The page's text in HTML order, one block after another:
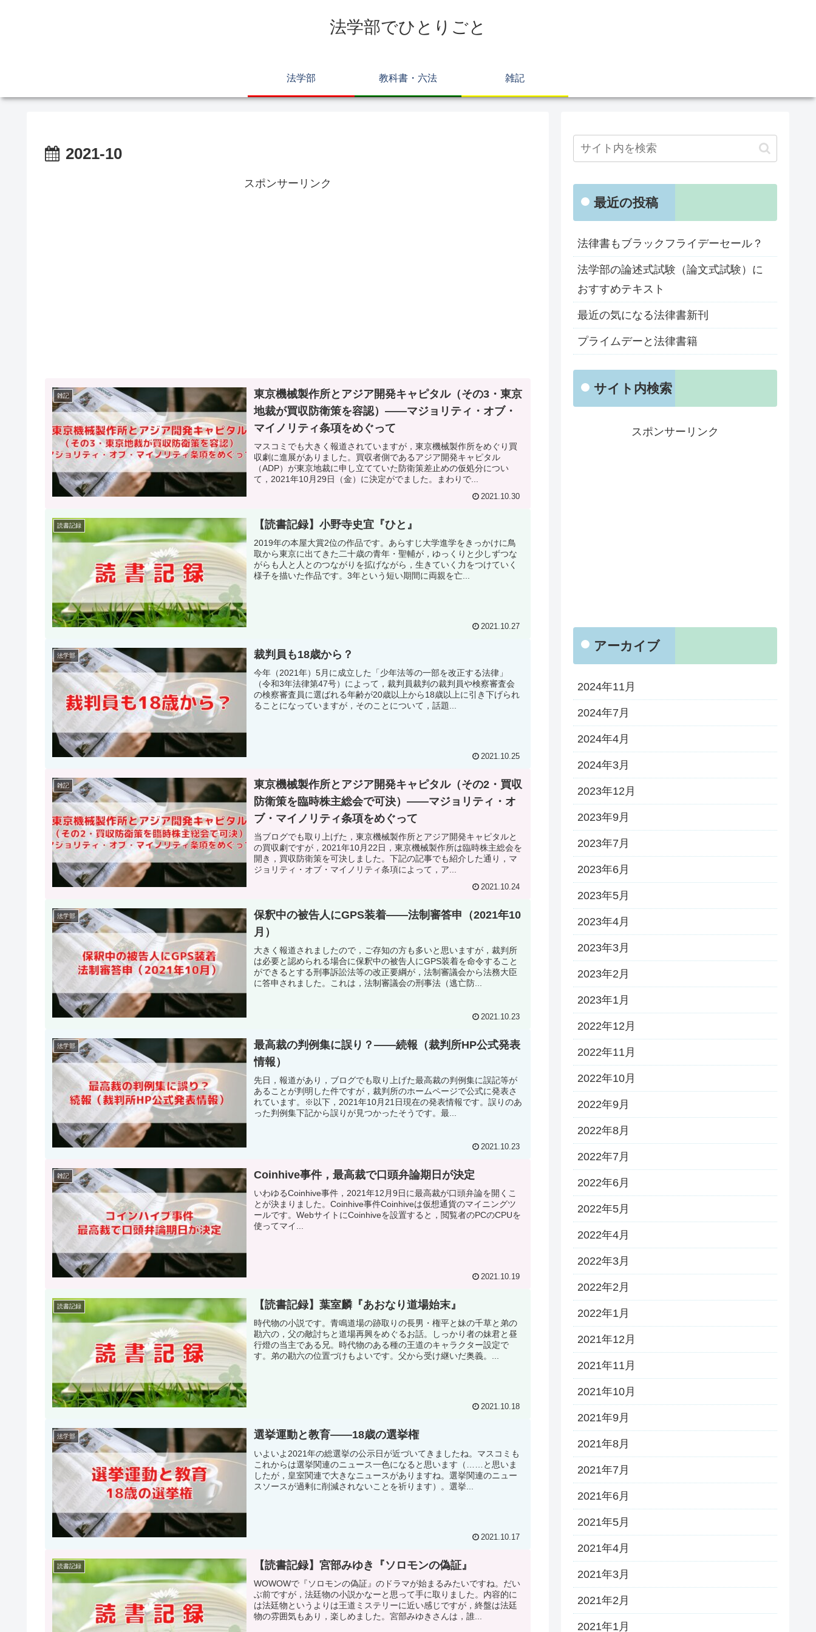
法学部でひとりごと
法学部 教科書・六法 雑記
2021-10
スポンサーリンク
雑記
東京機械製作所とアジア開発キャピタル（その3・東京
地裁が買収防衛策を容認）――マジョリティ・オブ・
マイノリティ条項をめぐって
マスコミでも大きく報道されていますが，東京機械製作所をめぐり買
収劇に進展がありました。買収者側であるアジア開発キャピタル
（ADP）が東京地裁に申し立てていた防衛策差止めの仮処分につい
て，2021年10月29日（金）に決定がでました。まわりで...
2021.10.30
読書記録 【読書記録】小野寺史宜『ひと』
2019年の本屋大賞2位の作品です。あらすじ大学進学をきっかけに鳥
取から東京に出てきた二十歳の青年・聖輔が，ゆっくりと少しずつな
がらも人と人とのつながりを拡げながら，生きていく力をつけていく
様子を描いた作品です。3年という短い期間に両親を亡...
2021.10.27
法学部 裁判員も18歳から？
今年（2021年）5月に成立した「少年法等の一部を改正する法律」
（令和3年法律第47号）によって，裁判員裁判の裁判員や検察審査会
の検察審査員に選ばれる年齢が20歳以上から18歳以上に引き下げられ
ることになっていますが，そのことについて，話題...
2021.10.25
雑記
東京機械製作所とアジア開発キャピタル（その2・買収
防衛策を臨時株主総会で可決）――マジョリティ・オ
ブ・マイノリティ条項をめぐって
当ブログでも取り上げた，東京機械製作所とアジア開発キャピタルと
の買収劇ですが，2021年10月22日，東京機械製作所は臨時株主総会を
開き，買収防衛策を可決しました。下記の記事でも紹介した通り，マ
ジョリティ・オブ・マイノリティ条項によって，ア...
2021.10.24
法学部
保釈中の被告人にGPS装着――法制審答申（2021年10
月）
大きく報道されましたので，ご存知の方も多いと思いますが，裁判所
は必要と認められる場合に保釈中の被告人にGPS装着を命令すること
ができるとする刑事訴訟法等の改正要綱が，法制審議会から法務大臣
に答申されました。これは，法制審議会の刑事法（逃亡防...
2021.10.23
法学部
最高裁の判例集に誤り？――続報（裁判所HP公式発表
情報）
先日，報道があり，ブログでも取り上げた最高裁の判例集に誤記等が
あることが判明した件ですが，裁判所のホームページで公式に発表さ
れています。※以下，2021年10月21日現在の発表情報です。誤りのあ
った判例集下記から誤りが見つかったそうです。最...
2021.10.23
雑記 Coinhive事件，最高裁で口頭弁論期日が決定
いわゆるCoinhive事件，2021年12月9日に最高裁が口頭弁論を開くこ
とが決まりました。Coinhive事件Coinhiveは仮想通貨のマイニングツ
ールです。WebサイトにCoinhiveを設置すると，閲覧者のPCのCPUを
使ってマイ...
2021.10.19
読書記録 【読書記録】葉室麟『あおなり道場始末』
時代物の小説です。青鳴道場の跡取りの長男・権平と妹の千草と弟の
勘六の，父の敵討ちと道場再興をめぐるお話。しっかり者の妹君と昼
行燈の当主である兄。時代物のある種の王道のキャラクター設定で
す。弟の勘六の位置づけもよいです。父から受け継いだ奥義。...
2021.10.18
法学部 選挙運動と教育――18歳の選挙権
いよいよ2021年の総選挙の公示日が近づいてきましたね。マスコミも
これからは選挙関連のニュース一色になると思います（……と思いま
したが，皇室関連で大きなニュースがありますね。選挙関連のニュー
スソースが過剰に削減されないことを祈ります）。選挙...
2021.10.17
読書記録 【読書記録】宮部みゆき『ソロモンの偽証』
WOWOWで『ソロモンの偽証』のドラマが始まるみたいですね。だい
ぶ前ですが，法廷物の小説かなーと思って手に取りました。内容的に
は法廷物というよりは王道ミステリーに近い感じですが，終盤は法廷
物の雰囲気もあり，楽しめました。宮部みゆきさんは，誰...
最近の投稿
法律書もブラックフライデーセール？
法学部の論述式試験（論文式試験）に
おすすめテキスト
最近の気になる法律書新刊
プライムデーと法律書籍
サイト内検索
スポンサーリンク
アーカイブ
2024年11月
2024年7月
2024年4月
2024年3月
2023年12月
2023年9月
2023年7月
2023年6月
2023年5月
2023年4月
2023年3月
2023年2月
2023年1月
2022年12月
2022年11月
2022年10月
2022年9月
2022年8月
2022年7月
2022年6月
2022年5月
2022年4月
2022年3月
2022年2月
2022年1月
2021年12月
2021年11月
2021年10月
2021年9月
2021年8月
2021年7月
2021年6月
2021年5月
2021年4月
2021年3月
2021年2月
2021年1月